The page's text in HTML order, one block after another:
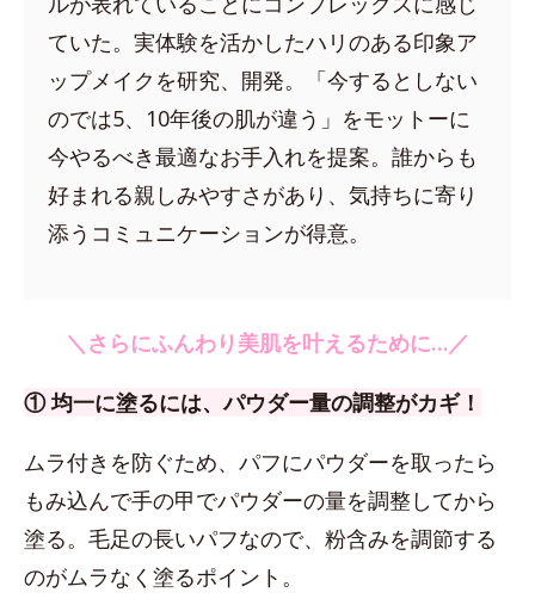
ていた。実体験を活かしたハリのある印象ア
ップメイクを研究、開発。「今するとしない
のでは5、10年後の肌が違う」をモットーに
今やるべき最適なお手入れを提案。誰からも
好まれる親しみやすさがあり、気持ちに寄り
添うコミュニケーションが得意。
＼さらにふんわり美肌を叶えるために…／
① 均一に塗るには、パウダー量の調整がカギ！
ムラ付きを防ぐため、パフにパウダーを取ったら
もみ込んで手の甲でパウダーの量を調整してから
塗る。毛足の長いパフなので、粉含みを調節する
のがムラなく塗るポイント。